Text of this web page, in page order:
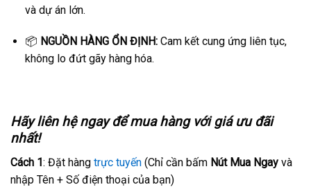
và dự án lớn.
📦 NGUỒN HÀNG ỔN ĐỊNH:Cam kết cung ứng liên tục,
không lo đứt gãy hàng hóa.
Hãy liên hệ ngay để mua hàng với giá ưu đãi
nhất!
Cách 1: Đặt hàng trực tuyến (Chỉ cần bấm Nút Mua Ngay và
nhập Tên + Số điện thoại của bạn)